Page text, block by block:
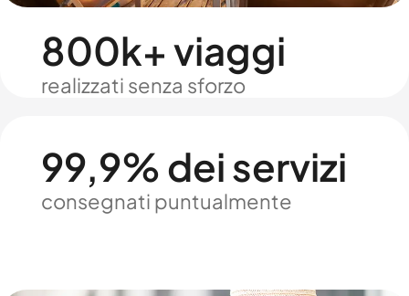
800k+ viaggi
realizzati senza sforzo
99,9% dei servizi
consegnati puntualmente